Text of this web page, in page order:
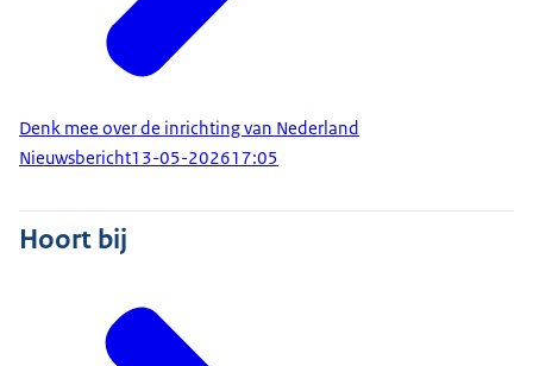
Denk mee over de inrichting van Nederland
Nieuwsbericht13-05-202617:05
Hoort bij